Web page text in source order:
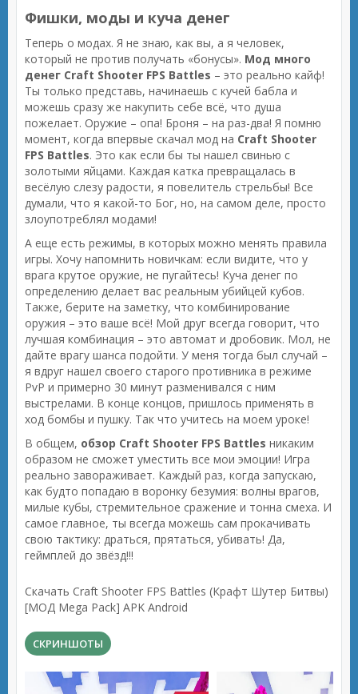
Фишки, моды и куча денег
Теперь о модах. Я не знаю, как вы, а я человек,
который не против получать «бонусы». Мод много
денег Craft Shooter FPS Battles – это реально кайф!
Ты только представь, начинаешь с кучей бабла и
можешь сразу же накупить себе всё, что душа
пожелает. Оружие – опа! Броня – на раз-два! Я помню
момент, когда впервые скачал мод на Craft Shooter
FPS Battles. Это как если бы ты нашел свинью с
золотыми яйцами. Каждая катка превращалась в
весёлую слезу радости, я повелитель стрельбы! Все
думали, что я какой-то Бог, но, на самом деле, просто
злоупотреблял модами!
А еще есть режимы, в которых можно менять правила
игры. Хочу напомнить новичкам: если видите, что у
врага крутое оружие, не пугайтесь! Куча денег по
определению делает вас реальным убийцей кубов.
Также, берите на заметку, что комбинирование
оружия – это ваше всё! Мой друг всегда говорит, что
лучшая комбинация – это автомат и дробовик. Мол, не
дайте врагу шанса подойти. У меня тогда был случай –
я вдруг нашел своего старого противника в режиме
PvP и примерно 30 минут разменивался с ним
выстрелами. В конце концов, пришлось применять в
ход бомбы и пушку. Так что учитесь на моем уроке!
В общем, обзор Craft Shooter FPS Battles никаким
образом не сможет уместить все мои эмоции! Игра
реально завораживает. Каждый раз, когда запускаю,
как будто попадаю в воронку безумия: волны врагов,
милые кубы, стремительное сражение и тонна смеха. И
самое главное, ты всегда можешь сам прокачивать
свою тактику: драться, прятаться, убивать! Да,
геймплей до звёзд!!!
Скачать Craft Shooter FPS Battles (Крафт Шутер Битвы)
[МОД Mega Pack] APK Android
СКРИНШОТЫ